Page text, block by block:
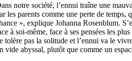
notre société, l’ennui traîne une
les parents comme une perte de temps,
», explique Johanna Rosenblum.
à soi-même, face à ses pensées les
tolère pas la solitude et l’ennui va le
vide abyssal, plutôt que comme un